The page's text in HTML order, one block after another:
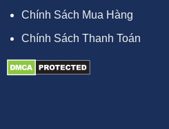
Chính Sách Mua Hàng
Chính Sách Thanh Toán